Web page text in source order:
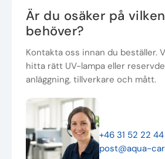
Är du osäker på
behöver?
Kontakta oss innan du beställer.
hitta rätt UV-lampa eller
anläggning, tillverkare och mått.
+46 31 52 22 44
post@aqua-